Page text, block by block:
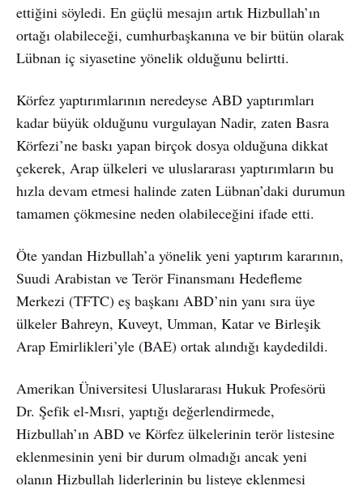
ettiğini söyledi. En güçlü mesajın artık Hizbullah’ın
ortağı olabileceği, cumhurbaşkanına ve bir bütün olarak
Lübnan iç siyasetine yönelik olduğunu belirtti.
Körfez yaptırımlarının neredeyse ABD yaptırımları
kadar büyük olduğunu vurgulayan Nadir, zaten Basra
Körfezi’ne baskı yapan birçok dosya olduğuna dikkat
çekerek, Arap ülkeleri ve uluslararası yaptırımların bu
hızla devam etmesi halinde zaten Lübnan’daki durumun
tamamen çökmesine neden olabileceğini ifade etti.
Öte yandan Hizbullah’a yönelik yeni yaptırım kararının,
Suudi Arabistan ve Terör Finansmanı Hedefleme
Merkezi (TFTC) eş başkanı ABD’nin yanı sıra üye
ülkeler Bahreyn, Kuveyt, Umman, Katar ve Birleşik
Arap Emirlikleri’yle (BAE) ortak alındığı kaydedildi.
Amerikan Üniversitesi Uluslararası Hukuk Profesörü
Dr. Şefik el-Mısri, yaptığı değerlendirmede,
Hizbullah’ın ABD ve Körfez ülkelerinin terör listesine
eklenmesinin yeni bir durum olmadığı ancak yeni
olanın Hizbullah liderlerinin bu listeye eklenmesi